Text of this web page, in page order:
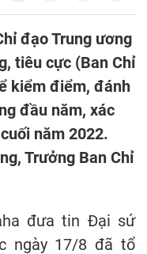
đạo Trung ương
tiêu cực (Ban Chỉ
kiểm điểm, đánh
đầu năm, xác
năm 2022.
Trưởng Ban Chỉ
đưa tin Đại sứ
ngày 17/8 đã tổ